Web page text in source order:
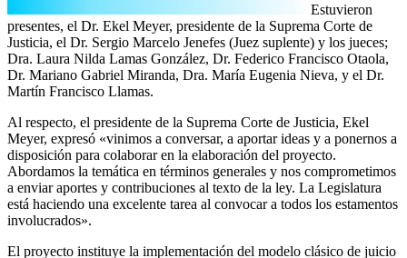
Estuvieron
presentes, el Dr. Ekel Meyer, presidente de la Suprema Corte de
Justicia, el Dr. Sergio Marcelo Jenefes (Juez suplente) y los jueces;
Dra. Laura Nilda Lamas González, Dr. Federico Francisco Otaola,
Dr. Mariano Gabriel Miranda, Dra. María Eugenia Nieva, y el Dr.
Martín Francisco Llamas.
Al respecto, el presidente de la Suprema Corte de Justicia, Ekel
Meyer, expresó «vinimos a conversar, a aportar ideas y a ponernos a
disposición para colaborar en la elaboración del proyecto.
Abordamos la temática en términos generales y nos comprometimos
a enviar aportes y contribuciones al texto de la ley. La Legislatura
está haciendo una excelente tarea al convocar a todos los estamentos
involucrados».
El proyecto instituye la implementación del modelo clásico de juicio